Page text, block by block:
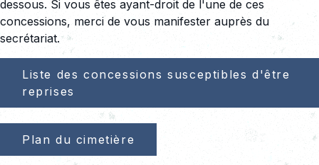
dessous. Si vous êtes ayant-droit de l'une de ces
concessions, merci de vous manifester auprès du
secrétariat.
Liste des concessions susceptibles d'être
reprises
Plan du cimetière